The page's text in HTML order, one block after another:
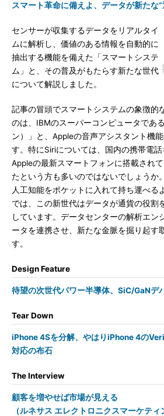
スマート革命に備えよ、データが新たな“
センサーが収集するデータをリアルタイ
ムに解析し、価値のある情報を自動的に
抽出する機能を備えた「スマートシステ
ム」と、その普及がもたらす新たな世代
について解説しました。
記事の冒頭でスマートシステムの象徴的
のは、IBMのスーパーコンピュータであ
ン）」と、Appleの音声アシスタント機
す。特にSiriについては、国内の携帯電
Appleの最新スマートフォンに搭載され
たという方も多いのではないでしょうか
人工知能をポケットに入れて持ち運べる
では、この新世代はデータが通貨の役割
しています。データセンターの解析エン
ータを連携させ、新たな金脈を掘り起す
す。
Design Feature
待望の次世代パワー半導体、SiC/GaNデ
Tear Down
iPhone 4Sを分解、やはりiPhone 4の
対応の布石
The Interview
顧客を増やせば市場が見える
（ルネサス エレクトロニクスマーケテ